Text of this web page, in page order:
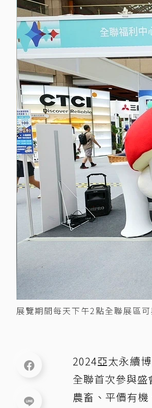
展覽期間每天下午2點全聯展區
2024亞太永續
全聯首次參與
農畜、平價有